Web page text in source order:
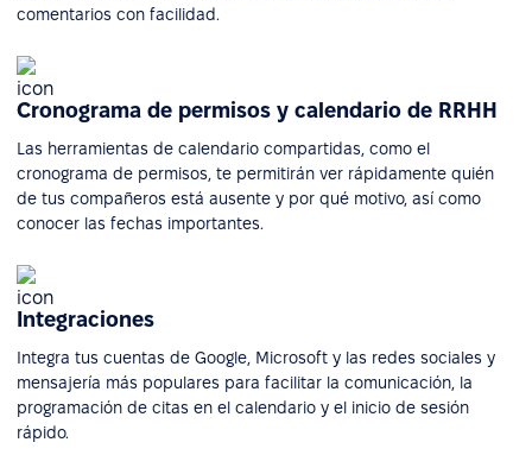
comentarios con facilidad.
Cronograma de permisos y calendario de RRHH
Las herramientas de calendario compartidas, como el
cronograma de permisos, te permitirán ver rápidamente quién
de tus compañeros está ausente y por qué motivo, así como
conocer las fechas importantes.
Integraciones
Integra tus cuentas de Google, Microsoft y las redes sociales y
mensajería más populares para facilitar la comunicación, la
programación de citas en el calendario y el inicio de sesión
rápido.